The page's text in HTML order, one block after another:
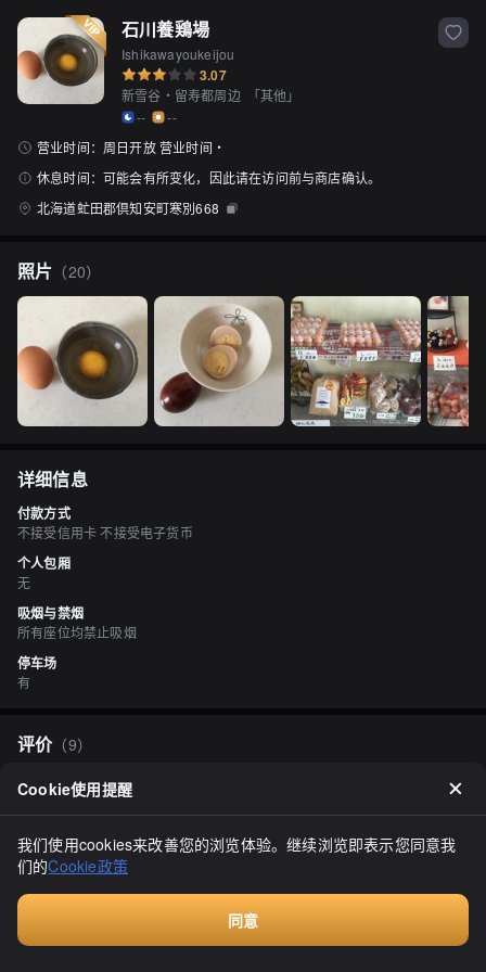
石川養鶏場
Ishikawayoukeijou
3.07
新雪谷・留寿都周边 「其他」
--
--
营业时间： 周日开放 营业时间・
休息时间： 可能会有所变化，因此请在访问前与商店确认。
北海道虻田郡倶知安町寒別668
照片 （20）
详细信息
付款方式
不接受信用卡 不接受电子货币
个人包厢
无
吸烟与禁烟
所有座位均禁止吸烟
停车场
有
评价（9）
2019年8月，有个餐厅，他们提供了很多美味的蛋料理。蛋料理非常
味，口感饱满。但是，他们的蛋套餐有点特殊，我不是很喜欢那种味
道。总之，这家餐厅的蛋料理很不错，但是有一些口味可能不适合每
显示全部
Cookie使用提醒
我们使用cookies来改善您的浏览体验。继续浏览即表示您同意我
们的Cookie政策
同意